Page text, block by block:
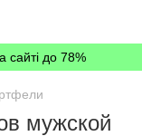
сайті до 78%
мужской